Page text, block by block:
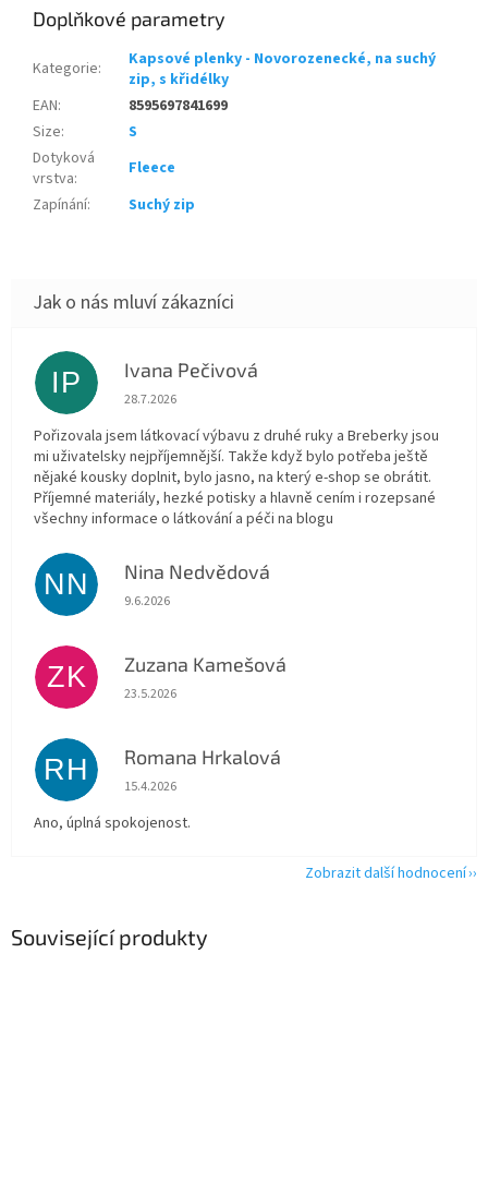
Související produkty
Doplňkové parametry
Kategorie:
Kapsové plenky - Novorozenecké, na suchý
zip, s křidélky
EAN:
8595697841699
Size:
S
Dotyková
vrstva:
Fleece
Zapínání: Suchý zip
IP Ivana Pečivová
Hodnocení obchodu je 5 z 5 hvězdiček.
28.7.2026
Pořizovala jsem látkovací výbavu z druhé ruky a Breberky jsou
mi uživatelsky nejpříjemnější. Takže když bylo potřeba ještě
nějaké kousky doplnit, bylo jasno, na který e-shop se obrátit.
Příjemné materiály, hezké potisky a hlavně cením i rozepsané
všechny informace o látkování a péči na blogu
NN Nina Nedvědová
Hodnocení obchodu je 5 z 5 hvězdiček.
9.6.2026
ZK Zuzana Kamešová
Hodnocení obchodu je 5 z 5 hvězdiček.
23.5.2026
RH Romana Hrkalová
Hodnocení obchodu je 5 z 5 hvězdiček.
15.4.2026
Ano, úplná spokojenost.
Zobrazit další hodnocení